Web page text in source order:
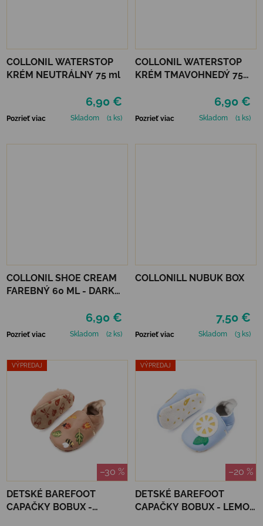
COLLONIL WATERSTOP
KRÉM NEUTRÁLNY 75 ml
6,90 €
Pozrieť viac Skladom (1 ks)
COLLONIL WATERSTOP
KRÉM TMAVOHNEDÝ 75
6,90 €
Pozrieť viac Skladom (1 ks)
COLLONIL SHOE CREAM
FAREBNÝ 60 ML - DARK
6,90 €
Pozrieť viac Skladom (2 ks)
COLLONILL NUBUK BOX
7,50 €
Pozrieť viac Skladom (3 ks)
VÝPREDAJ
–30 %
DETSKÉ BAREFOOT
CAPAČKY BOBUX -
VÝPREDAJ
–20 %
DETSKÉ BAREFOOT
CAPAČKY BOBUX - LEMON